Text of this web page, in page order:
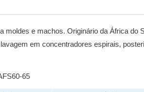
moldes e machos. Originário da África do
em concentradores espirais,
65